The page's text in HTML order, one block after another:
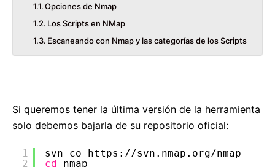
Opciones de Nmap
Los Scripts en NMap
Escaneando con Nmap y las categorías de los Scripts
Si queremos tener la última versión de la herramienta
solo debemos bajarla de su repositorio oficial:
1
2
svn co https: //svn .nmap.org/nmap
cd
nmap